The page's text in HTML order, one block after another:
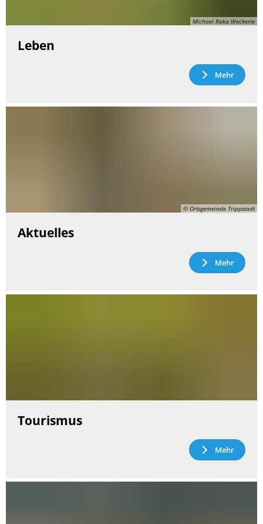
Michael Raka Weckerle
Leben
Mehr
© Ortsgemeinde Trippstadt
Aktuelles
Mehr
Tourismus
Mehr